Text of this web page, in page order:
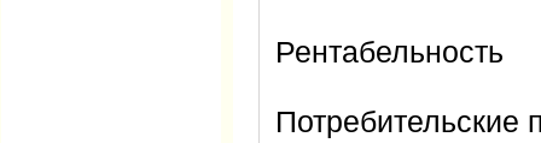
Рентабельность
Потребительские